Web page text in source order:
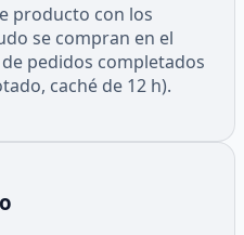
producto con los
se compran en el
pedidos completados
caché de 12 h).